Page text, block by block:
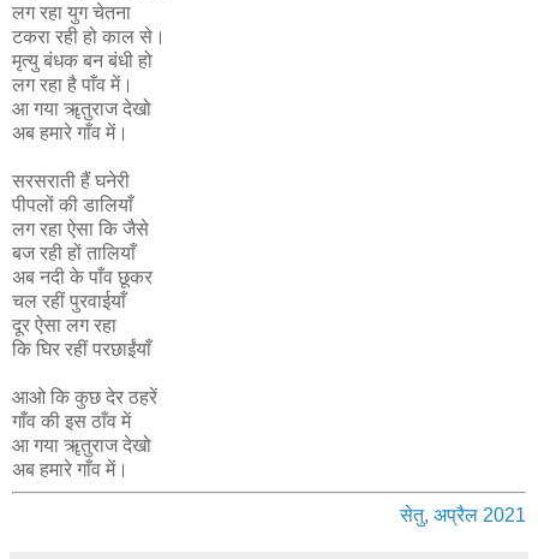
लग रहा युग चेतना
टकरा रही हो काल से।
मृत्यु बंधक बन बंधी हो
लग रहा है पाँव में।
आ गया ॠतुराज देखो
अब हमारे गाँव में।
सरसराती हैं घनेरी
पीपलों की डालियाँ
लग रहा ऐसा कि जैसे
बज रही हों तालियाँ
अब नदी के पाँव छूकर
चल रहीं पुरवाईयाँ
दूर ऐसा लग रहा
कि घिर रहीं परछाईंयाँ
आओ कि कुछ देर ठहरें
गाँव की इस ठाँव में
आ गया ॠतुराज देखो
अब हमारे गाँव में।
सेतु, अप्रैल 2021